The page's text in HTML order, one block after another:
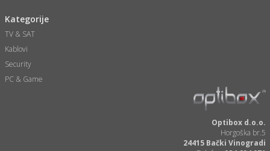
Kategorije
TV & SAT
Kablovi
Security
PC & Game
Optibox d.o.o.
Horgoška br.5
24415 Bački Vinogradi